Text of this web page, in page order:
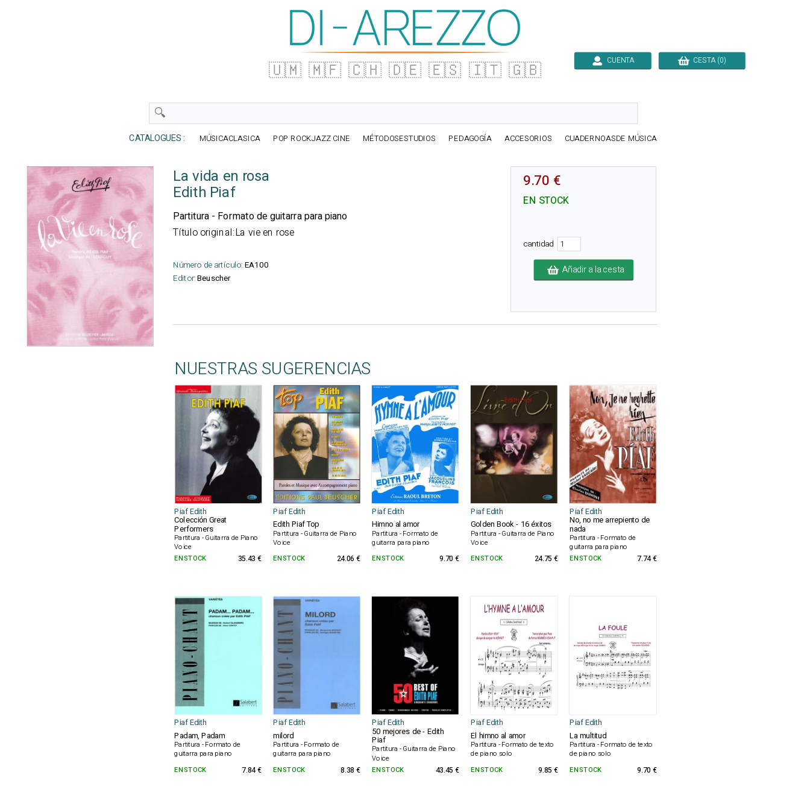
🇺🇲 🇲🇫 🇨🇭 🇩🇪 🇪🇸 🇮🇹 🇬🇧 CUENTA CESTA (0)
CATALOGUES : MÚSICACLASICA POP ROCKJAZZ CINE MÉTODOSESTUDIOS PEDAGOGÍA ACCESORIOS CUADERNOASDE MÚSICA
La vida en rosa
Edith Piaf
Partitura - Formato de guitarra para piano
Título original:La vie en rose
Número de artículo: EA100
Editor:Beuscher
9.70 €
EN STOCK
cantidad
Añadir a la cesta
NUESTRAS SUGERENCIAS
Piaf Edith Piaf Edith Piaf Edith Piaf Edith Piaf Edith
Colección Great
Performers
Partitura - Guitarra de Piano
Voice
Edith Piaf Top
Partitura - Guitarra de Piano
Voice
Himno al amor
Partitura - Formato de
guitarra para piano
Golden Book - 16 éxitos
Partitura - Guitarra de Piano
Voice
No, no me arrepiento de
nada
Partitura - Formato de
guitarra para piano
EN STOCK
35.43 € EN STOCK 24.06 € EN STOCK 9.70 € EN STOCK 24.75 € EN STOCK 7.74 €
Piaf Edith Piaf Edith Piaf Edith Piaf Edith
Piaf Edith
Padam, Padam
Partitura - Formato de
guitarra para piano
milord
Partitura - Formato de
guitarra para piano
50 mejores de - Edith
Piaf
Partitura - Guitarra de Piano
Voice
El himno al amor
Partitura - Formato de texto
de piano solo
La multitud
Partitura - Formato de texto
de piano solo
EN STOCK
7.84 € EN STOCK 8.38 € EN STOCK 43.45 € EN STOCK 9.85 € EN STOCK 9.70 €